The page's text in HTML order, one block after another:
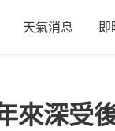
天氣消息 即
來深受